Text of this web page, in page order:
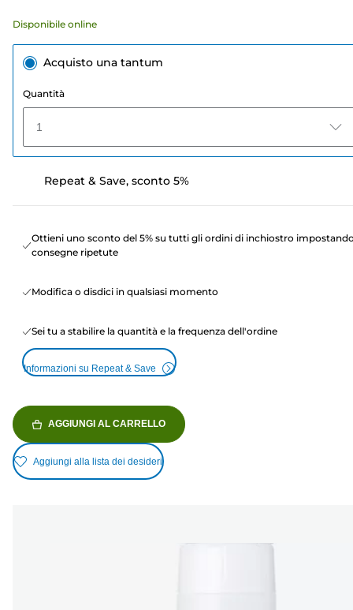
Disponibile online
Acquisto una tantum
Quantità
1
Repeat & Save, sconto 5%
Ottieni uno sconto del 5% su tutti gli ordini di inchiostro
consegne ripetute
Modifica o disdici in qualsiasi momento
Sei tu a stabilire la quantità e la frequenza dell'ordine
Informazioni su Repeat & Save
AGGIUNGI AL CARRELLO
Aggiungi alla lista dei desideri